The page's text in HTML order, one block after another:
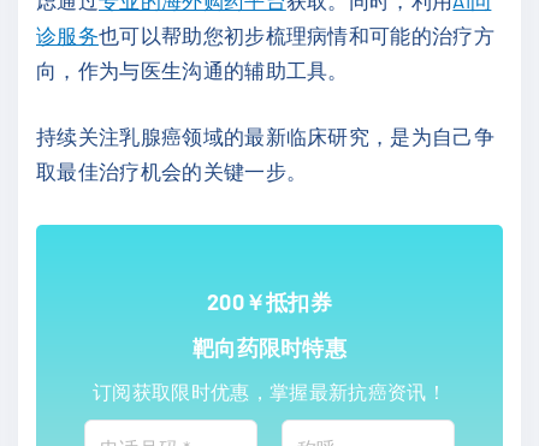
诊服务也可以帮助您初步梳理病情和可能的治疗方
向，作为与医生沟通的辅助工具。
持续关注乳腺癌领域的最新临床研究，是为自己争
取最佳治疗机会的关键一步。
200￥抵扣券
靶向药限时特惠
订阅获取限时优惠，掌握最新抗癌资讯！